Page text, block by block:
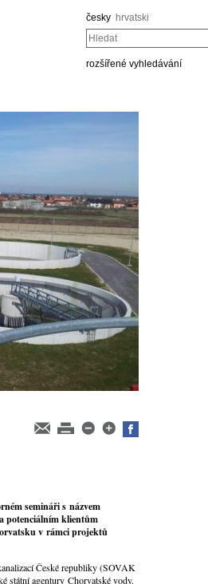
česky hrvatski
Hledat
rozšířené vyhledávání
semináři s názvem
potenciálním klientům
v rámci projektů
České republiky (SOVAK
státní agentury Chorvatské vody.